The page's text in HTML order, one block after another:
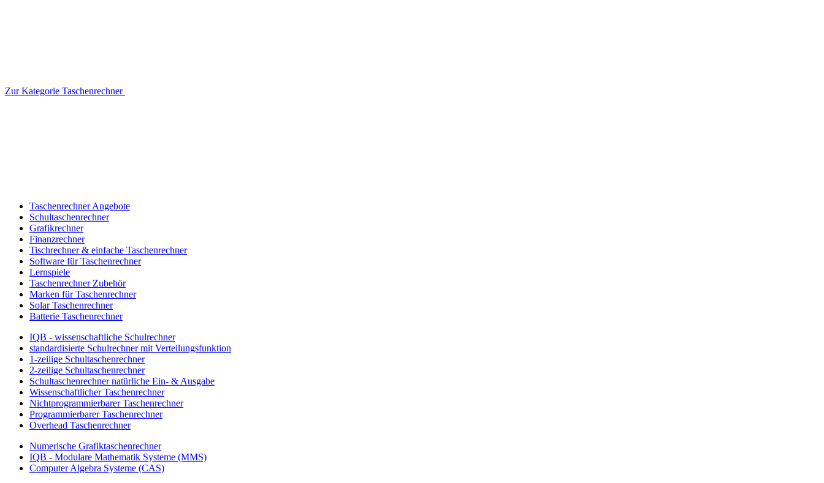
Zur Kategorie Taschenrechner
Taschenrechner Angebote
Schultaschenrechner
Grafikrechner
Finanzrechner
Tischrechner & einfache Taschenrechner
Software für Taschenrechner
Lernspiele
Taschenrechner Zubehör
Marken für Taschenrechner
Solar Taschenrechner
Batterie Taschenrechner
IQB - wissenschaftliche Schulrechner
standardisierte Schulrechner mit Verteilungsfunktion
1-zeilige Schultaschenrechner
2-zeilige Schultaschenrechner
Schultaschenrechner natürliche Ein- & Ausgabe
Wissenschaftlicher Taschenrechner
Nichtprogrammierbarer Taschenrechner
Programmierbarer Taschenrechner
Overhead Taschenrechner
Numerische Grafiktaschenrechner
IQB - Modulare Mathematik Systeme (MMS)
Computer Algebra Systeme (CAS)